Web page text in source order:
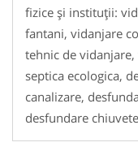
fizice și instituții:
fantani, vidanjare
tehnic de
septica ecologica,
canalizare,
desfundare